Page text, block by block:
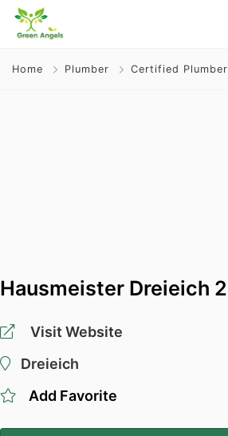
Home Plumber Certified Plumber
Hausmeister Dreieich 2
Visit Website
Dreieich
Add Favorite